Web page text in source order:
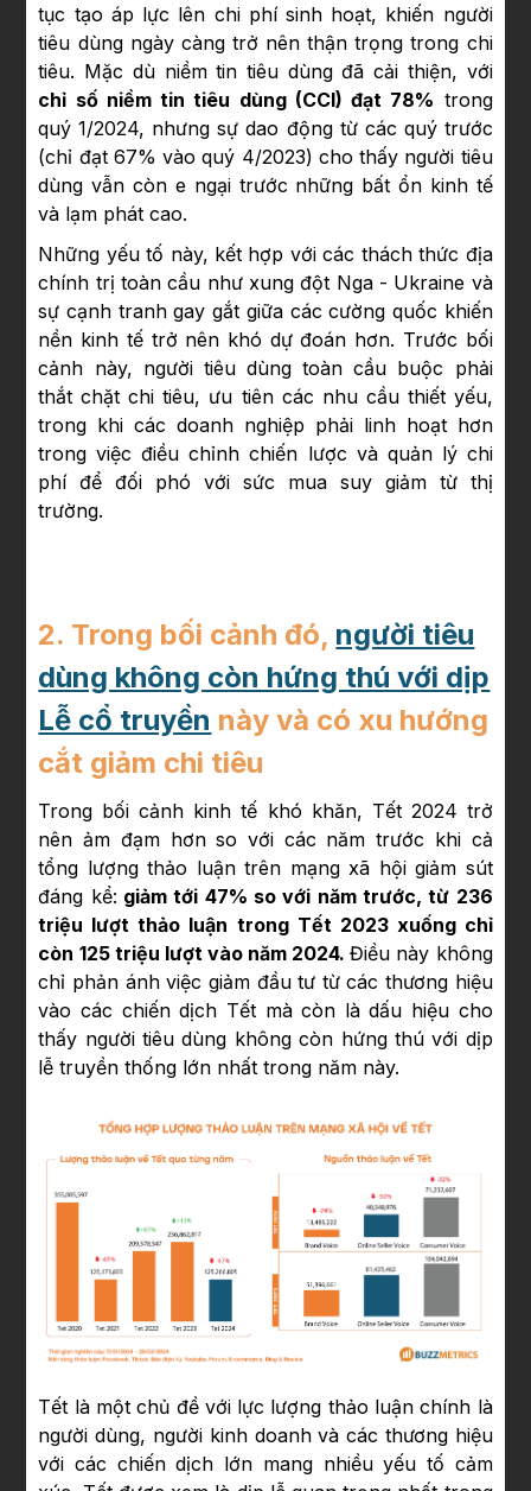
tục tạo áp lực lên chi phí sinh hoạt, khiến người
tiêu dùng ngày càng trở nên thận trọng trong chi
tiêu. Mặc dù niềm tin tiêu dùng đã cải thiện, với
chỉ số niềm tin tiêu dùng (CCI) đạt 78% trong
quý 1/2024, nhưng sự dao động từ các quý trước
(chỉ đạt 67% vào quý 4/2023) cho thấy người tiêu
dùng vẫn còn e ngại trước những bất ổn kinh tế
và lạm phát cao.
Những yếu tố này, kết hợp với các thách thức địa
chính trị toàn cầu như xung đột Nga - Ukraine và
sự cạnh tranh gay gắt giữa các cường quốc khiến
nền kinh tế trở nên khó dự đoán hơn. Trước bối
cảnh này, người tiêu dùng toàn cầu buộc phải
thắt chặt chi tiêu, ưu tiên các nhu cầu thiết yếu,
trong khi các doanh nghiệp phải linh hoạt hơn
trong việc điều chỉnh chiến lược và quản lý chi
phí để đối phó với sức mua suy giảm từ thị
trường.
2. Trong bối cảnh đó, người tiêu
dùng không còn hứng thú với dịp
Lễ cổ truyền này và có xu hướng
cắt giảm chi tiêu
Trong bối cảnh kinh tế khó khăn, Tết 2024 trở
nên ảm đạm hơn so với các năm trước khi cả
tổng lượng thảo luận trên mạng xã hội giảm sút
đáng kể: giảm tới 47% so với năm trước, từ 236
triệu lượt thảo luận trong Tết 2023 xuống chỉ
còn 125 triệu lượt vào năm 2024.Điều này không
chỉ phản ánh việc giảm đầu tư từ các thương hiệu
vào các chiến dịch Tết mà còn là dấu hiệu cho
thấy người tiêu dùng không còn hứng thú với dịp
lễ truyền thống lớn nhất trong năm này.
Tết là một chủ đề với lực lượng thảo luận chính là
người dùng, người kinh doanh và các thương hiệu
với các chiến dịch lớn mang nhiều yếu tố cảm